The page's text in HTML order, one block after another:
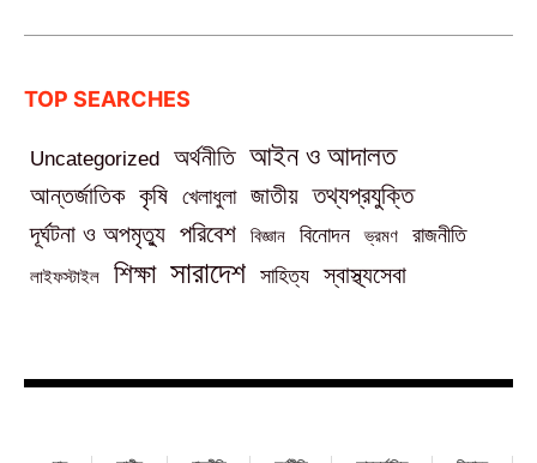
TOP SEARCHES
Uncategorized অর্থনীতি আইন ও আদালত
আন্তর্জাতিক কৃষি খেলাধুলা জাতীয় তথ্যপ্রযুক্তি
দূর্ঘটনা ও অপমৃত্যু পরিবেশ বিজ্ঞান বিনোদন ভ্রমণ রাজনীতি
লাইফস্টাইল শিক্ষা সারাদেশ সাহিত্য স্বাস্থ্যসেবা